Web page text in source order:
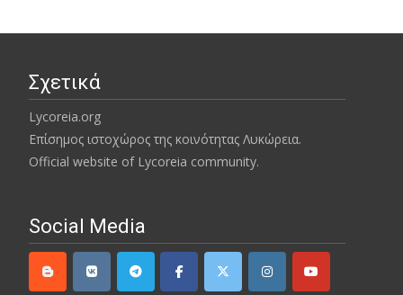
Σχετικά
Lycoreia.org
Επίσημος ιστοχώρος της κοινότητας Λυκώρεια.
Official website of Lycoreia community.
Social Media